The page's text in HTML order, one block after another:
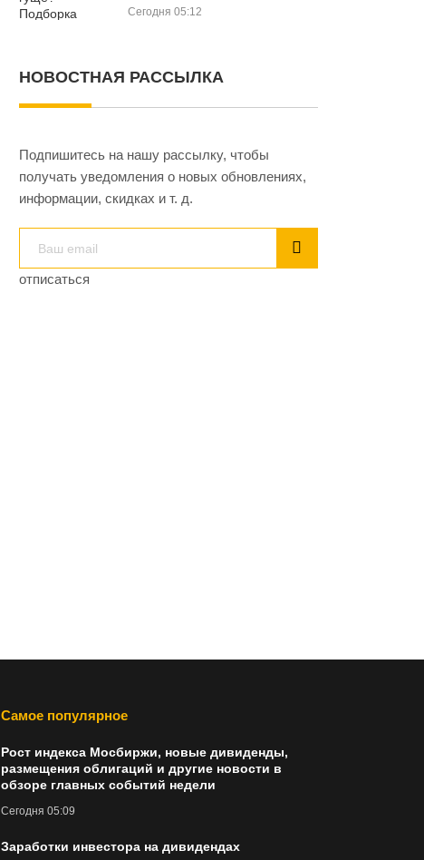
Сегодня 05:12
НОВОСТНАЯ РАССЫЛКА
Подпишитесь на нашу рассылку, чтобы
получать уведомления о новых обновлениях,
информации, скидках и т. д.
отписаться
Самое популярное
Рост индекса Мосбиржи, новые дивиденды,
размещения облигаций и другие новости в
обзоре главных событий недели
Сегодня 05:09
Заработки инвестора на дивидендах